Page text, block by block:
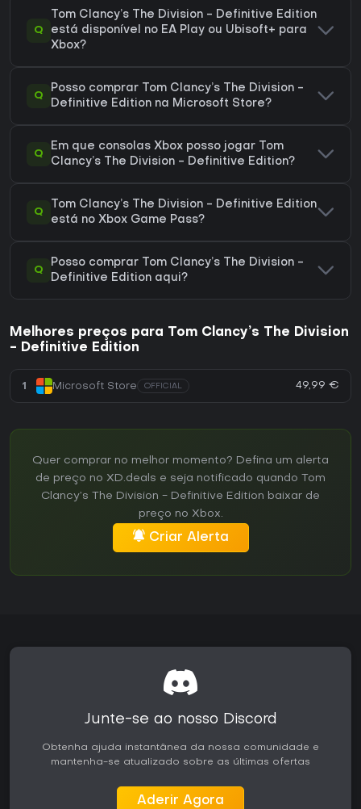
Q
Tom Clancy’s The Division - Definitive Edition
está disponível no EA Play ou Ubisoft+ para
Xbox?
Q
Posso comprar Tom Clancy’s The Division -
Definitive Edition na Microsoft Store?
Q
Em que consolas Xbox posso jogar Tom
Clancy’s The Division - Definitive Edition?
Q
Tom Clancy’s The Division - Definitive Edition
está no Xbox Game Pass?
Q
Posso comprar Tom Clancy’s The Division -
Definitive Edition aqui?
Melhores preços para Tom Clancy’s The Division
- Definitive Edition
1 Microsoft Store OFFICIAL 49,99 €
Quer comprar no melhor momento? Defina um alerta
de preço no XD.deals e seja notificado quando Tom
Clancy’s The Division - Definitive Edition baixar de
preço no Xbox.
Criar Alerta
Junte-se ao nosso Discord
Obtenha ajuda instantânea da nossa comunidade e
mantenha-se atualizado sobre as últimas ofertas
Aderir Agora